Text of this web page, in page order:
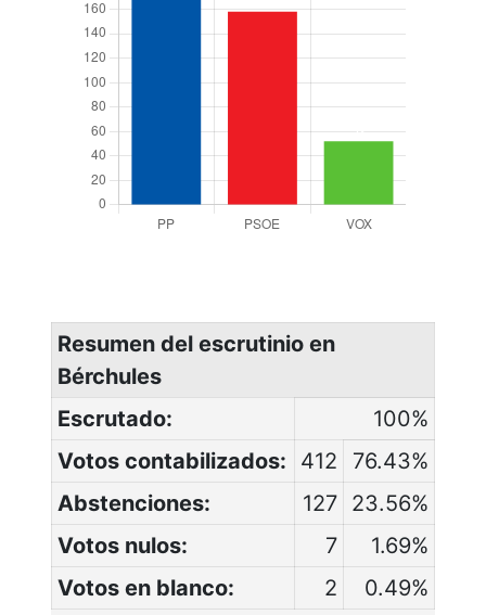
Resumen del escrutinio en
Bérchules
Escrutado:
100%
Votos contabilizados:
412
76.43%
Abstenciones:
127 23.56%
Votos nulos:
7
1.69%
Votos en blanco:
2 0.49%